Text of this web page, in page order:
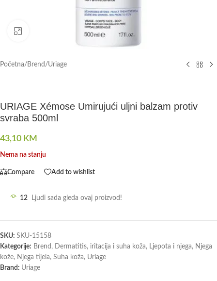
Početna/ Brend /Uriage
URIAGE Xémose Umirujući uljni balzam protiv
svraba 500ml
43,10 KM
Nema na stanju
Compare Add to wishlist
12 Ljudi sada gleda ovaj proizvod!
SKU: SKU-15158
Kategorije: Brend , Dermatitis, iritacija i suha koža, Ljepota i njega, Njega
kože, Njega tijela, Suha koža, Uriage
Brand: Uriage